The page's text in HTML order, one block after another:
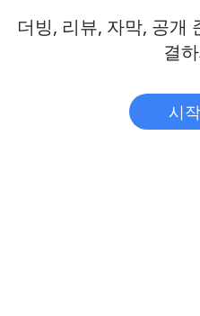
더빙, 리뷰, 자막, 공개
결
시